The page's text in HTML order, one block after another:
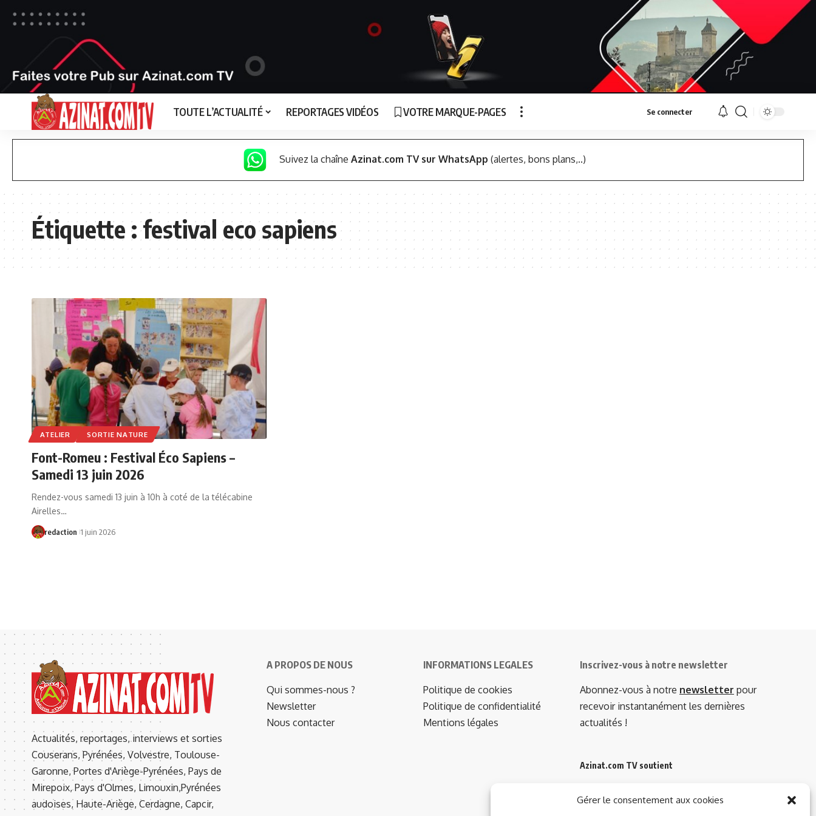
Gérer le consentement aux cookies
TOUTE L’ACTUALITÉ REPORTAGES VIDÉOS VOTRE MARQUE-PAGES Se connecter
Suivez la chaîne Azinat.com TV sur WhatsApp (alertes, bons plans,..)
Étiquette :festival eco sapiens
ATELIER SORTIE NATURE
Font-Romeu : Festival Éco Sapiens –
Samedi 13 juin 2026
Rendez-vous samedi 13 juin à 10h à coté de la télécabine
Airelles…
redaction 1 juin 2026
Actualités, reportages, interviews et sorties
Couserans, Pyrénées, Volvestre, Toulouse-
Garonne, Portes d'Ariège-Pyrénées, Pays de
Mirepoix, Pays d'Olmes, Limouxin,Pyrénées
audoises, Haute-Ariège, Cerdagne, Capcir,
A PROPOS DE NOUS
Qui sommes-nous ?
Newsletter
Nous contacter
INFORMATIONS LEGALES
Politique de cookies
Politique de confidentialité
Mentions légales
Inscrivez-vous à notre newsletter
Abonnez-vous à notre newsletter pour
recevoir instantanément les dernières
actualités !
Azinat.com TV soutient